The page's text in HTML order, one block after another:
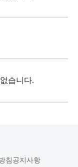
습니다.
침 공지사항